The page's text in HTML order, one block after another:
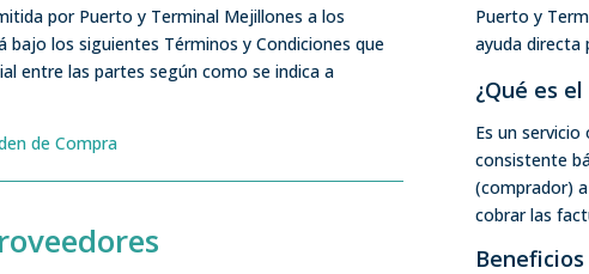
por Puerto y Terminal Mejillones a los
bajo los siguientes Términos y Condiciones que
entre las partes según como se indica a
de Compra
Puerto y
ayuda directa
¿Qué es
Es un
consistente
(comprador)
cobrar las